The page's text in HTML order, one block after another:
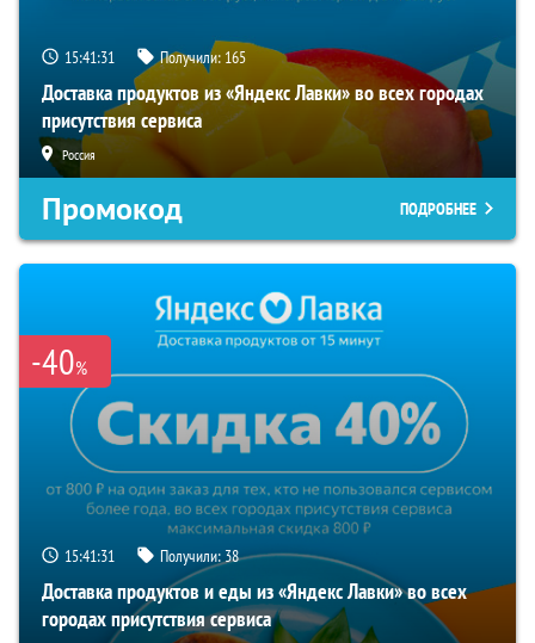
15:41:30 Получили: 165
Доставка продуктов из «Яндекс Лавки» во всех городах
присутствия сервиса
Россия
Промокод ПОДРОБНЕЕ
-40%
15:41:30 Получили:38
Доставка продуктов и еды из «Яндекс Лавки» во всех
городах присутствия сервиса